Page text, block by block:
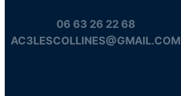
06 63 26 22 68
AC3LESCOLLINES@GMAIL.COM